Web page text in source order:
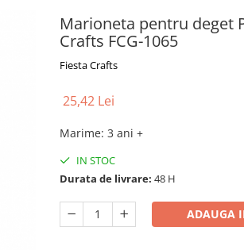
Marioneta pentru deget
Crafts FCG-1065
Fiesta Crafts
25,42 Lei
Marime: 3 ani +
IN STOC
Durata de livrare: 48 H
ADAUGA